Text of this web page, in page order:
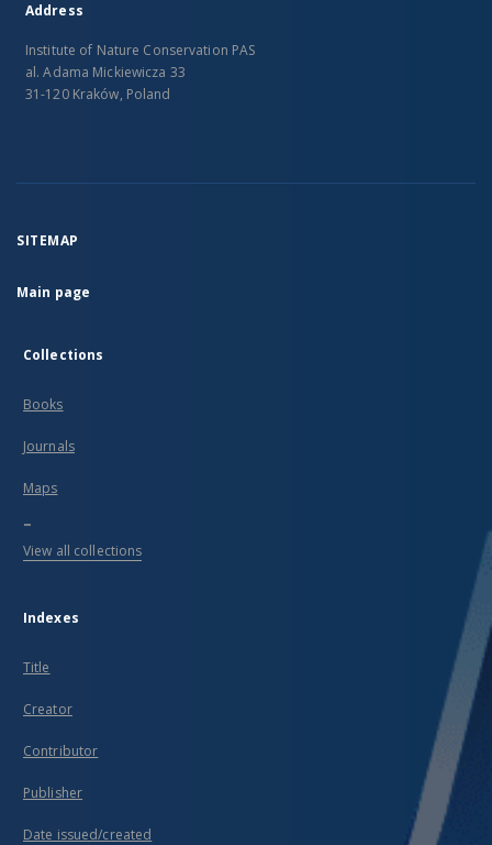
Address
Institute of Nature Conservation PAS
al. Adama Mickiewicza 33
31-120 Kraków, Poland
SITEMAP
Main page
Collections
Books
Journals
Maps
...
View all collections
Indexes
Title
Creator
Contributor
Publisher
Date issued/created